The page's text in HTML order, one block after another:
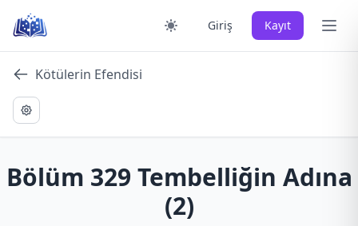
content
Giriş Kayıt Ana
Kötülerin Efendisi
Bölüm 329 Tembelliğin Adına
(2)